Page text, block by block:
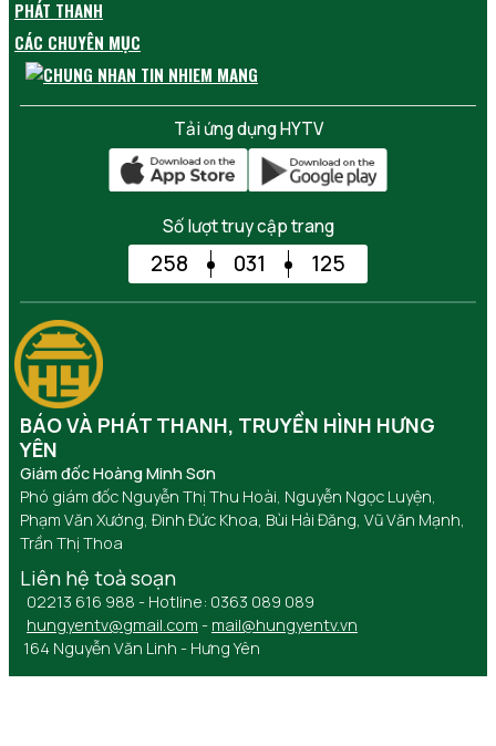
PHÁT THANH
CÁC CHUYÊN MỤC
Tải ứng dụng HYTV
Số lượt truy cập trang
258 031 125
BÁO VÀ PHÁT THANH, TRUYỀN HÌNH HƯNG
YÊN
Giám đốc Hoàng Minh Sơn
Phó giám đốc Nguyễn Thị Thu Hoài, Nguyễn Ngọc Luyện,
Phạm Văn Xướng, Đinh Đức Khoa, Bùi Hải Đăng, Vũ Văn Mạnh,
Trần Thị Thoa
Liên hệ toà soạn
02213 616 988 - Hotline: 0363 089 089
hungyentv@gmail.com - mail@hungyentv.vn
164 Nguyễn Văn Linh - Hưng Yên